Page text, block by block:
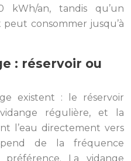
kWh/an, tandis qu’un
consommer jusqu’à
: réservoir ou
existent : le réservoir
régulière, et la
l’eau directement vers
de la fréquence
La vidange